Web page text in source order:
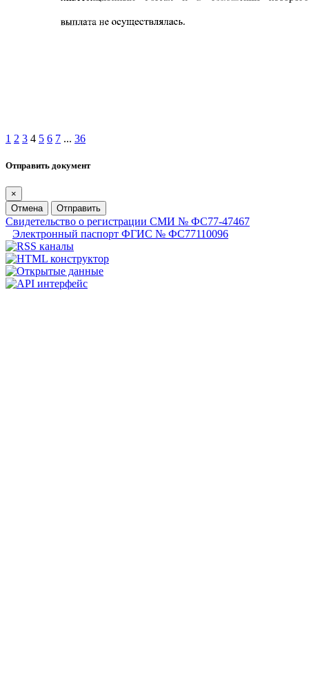
1 2 3 4 5 6 7 ... 36
Отправить документ
×
Отмена
Отправить
Свидетельство о регистрации СМИ № ФС77-47467
Электронный паспорт ФГИС № ФС77110096